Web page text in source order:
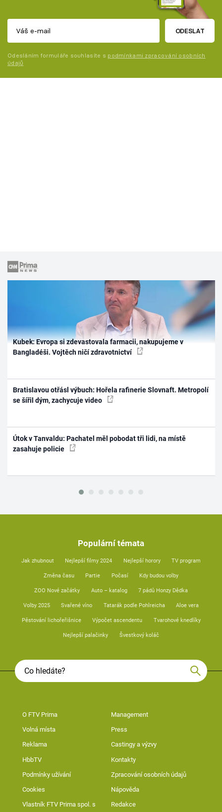
ODESLAT
Odesláním formuláře souhlasíte s podmínkami zpracování osobních
údajů
Kubek: Evropa si zdevastovala farmacii, nakupujeme v
Bangladéši. Vojtěch ničí zdravotnictví
Bratislavou otřásl výbuch: Hořela rafinerie Slovnaft. Metropolí
se šířil dým, zachycuje video
Útok v Tanvaldu: Pachatel měl pobodat tři lidi, na místě
zasahuje policie
Populární témata
Jak zhubnout Nejlepší filmy 2024 Nejlepší horory TV program
Změna času Partie Počasí Kdy budou volby
ZOO Nové začátky Auto – katalog 7 pádů Honzy Dědka
Volby 2025 Svařené víno Tatarák podle Pohlreicha Aloe vera
Pěstování lichořeřišnice Výpočet ascendentu Tvarohové knedlíky
Nejlepší palačinky Švestkový koláč
O FTV Prima Management
Volná místa Press
Reklama Castingy a výzvy
HbbTV Kontakty
Podmínky užívání Zpracování osobních údajů
Cookies Nápověda
Vlastník FTV Prima spol. s
Redakce